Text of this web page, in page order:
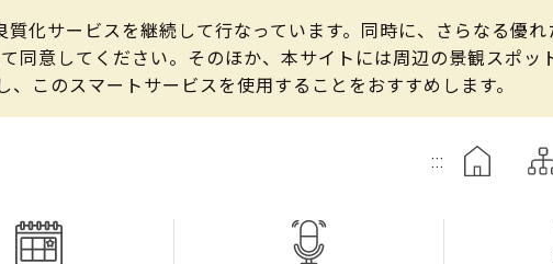
化サービスを継続して行なっています。同時に、さらなる優
同意してください。そのほか、本サイトには周辺の景観スポッ
このスマートサービスを使用することをおすすめします。
:::